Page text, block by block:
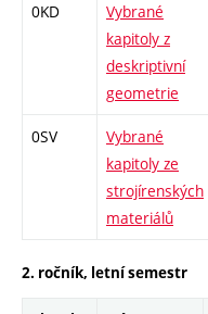
0KD
Vybrané
kapitoly z
deskriptivní
geometrie
0SV
Vybrané
kapitoly ze
strojírenských
materiálů
2. ročník, letní semestr